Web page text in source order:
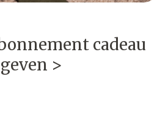
cadeau
geven >